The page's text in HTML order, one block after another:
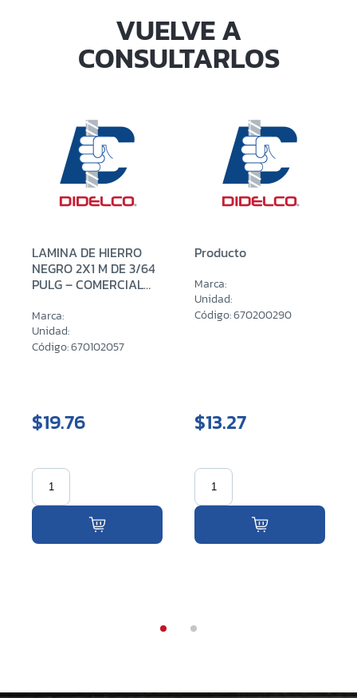
VUELVE A
CONSULTARLOS
LAMINA DE HIERRO
NEGRO 2X1 M DE 3/64
PULG – COMERCIAL
Marca:
Unidad:
Código: 670102057
$19.76
Producto
Marca:
Unidad:
Código: 670200290
$13.27